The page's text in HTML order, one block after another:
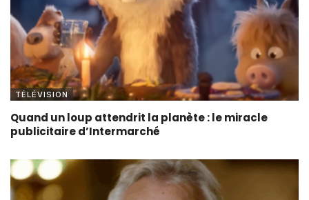
TÉLÉVISION
Quand un loup attendrit la planète : le miracle
publicitaire d’Intermarché